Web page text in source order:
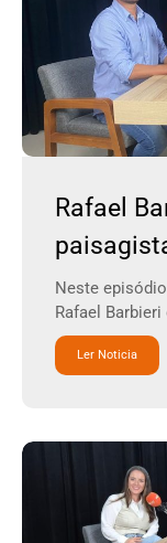
Rafael
Neste
Rafael
Ler Noticia